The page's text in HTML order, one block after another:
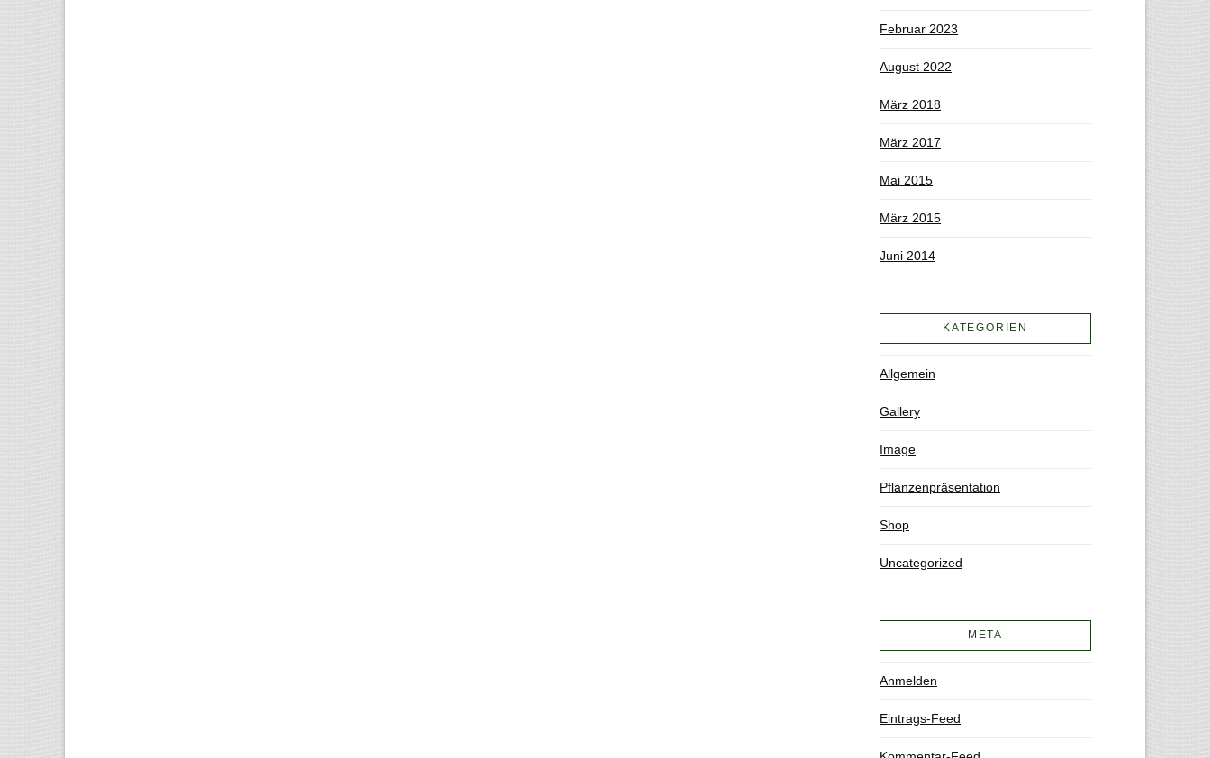
Februar 2023
August 2022
März 2018
März 2017
Mai 2015
März 2015
Juni 2014
KATEGORIEN
Allgemein
Gallery
Image
Pflanzenpräsentation
Shop
Uncategorized
META
Anmelden
Eintrags-Feed